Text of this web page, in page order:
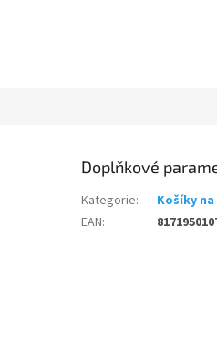
Doplňkové
Kategorie:
Košíky
EAN: